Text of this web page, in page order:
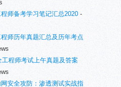
师备考学习笔记汇总2020 -
师历年真题汇总及历年考点
工程师考试上午真题及答案
安全攻防：渗透测试实战指